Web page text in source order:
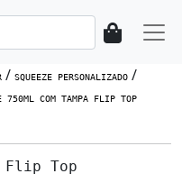
/ SQUEEZE PERSONALIZADO /
750ML COM TAMPA FLIP TOP
Flip Top